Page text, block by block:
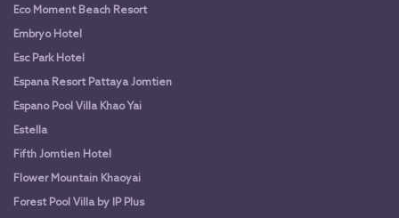
Eco Moment Beach Resort
Embryo Hotel
Esc Park Hotel
Espana Resort Pattaya Jomtien
Espano Pool Villa Khao Yai
Estella
Fifth Jomtien Hotel
Flower Mountain Khaoyai
Forest Pool Villa by IP Plus